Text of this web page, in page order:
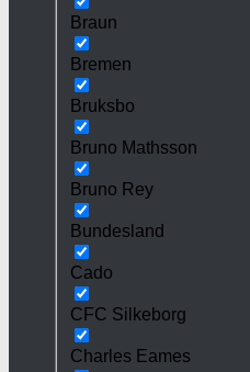
Braun
Bremen
Bruksbo
Bruno Mathsson
Bruno Rey
Bundesland
Cado
CFC Silkeborg
Charles Eames